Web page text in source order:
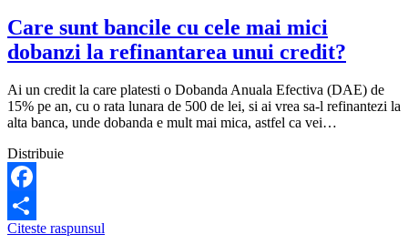
Care sunt bancile cu cele mai mici
dobanzi la refinantarea unui credit?
Ai un credit la care platesti o Dobanda Anuala Efectiva (DAE) de
15% pe an, cu o rata lunara de 500 de lei, si ai vrea sa-l refinantezi la
alta banca, unde dobanda e mult mai mica, astfel ca vei…
Distribuie
Facebook
Share
Citeste raspunsul